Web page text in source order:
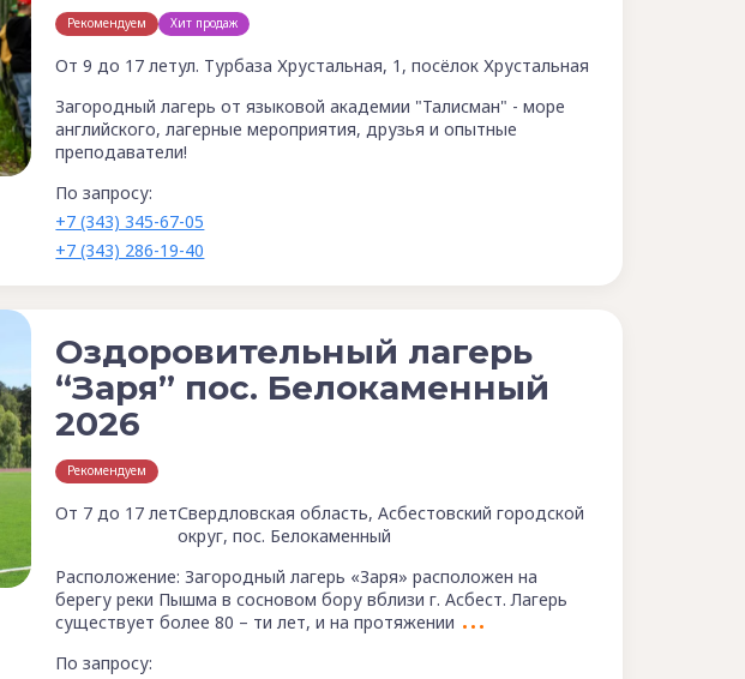
Рекомендуем Хит продаж
От 9 до 17 летул. Турбаза Хрустальная, 1, посёлок Хрустальная
Загородный лагерь от языковой академии "Талисман" - море
английского, лагерные мероприятия, друзья и опытные
преподаватели!
По запросу:
+7 (343) 345-67-05
+7 (343) 286-19-40
Оздоровительный лагерь
“Заря” пос. Белокаменный
2026
Рекомендуем
От 7 до 17 летСвердловская область, Асбестовский городской
округ, пос. Белокаменный
Расположение: Загородный лагерь «Заря» расположен на
берегу реки Пышма в сосновом бору вблизи г. Асбест. Лагерь
существует более 80 – ти лет, и на протяжении
По запросу: